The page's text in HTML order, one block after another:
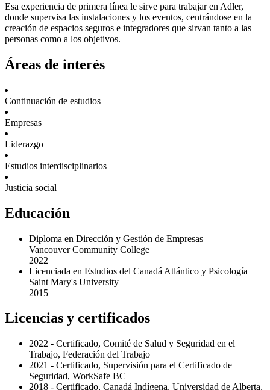
Esa experiencia de primera línea le sirve para trabajar en Adler,
donde supervisa las instalaciones y los eventos, centrándose en la
creación de espacios seguros e integradores que sirvan tanto a las
personas como a los objetivos.
Áreas de interés
Continuación de estudios
Empresas
Liderazgo
Estudios interdisciplinarios
Justicia social
Educación
Diploma en Dirección y Gestión de Empresas
Vancouver Community College
2022
Licenciada en Estudios del Canadá Atlántico y Psicología
Saint Mary's University
2015
Licencias y certificados
2022 - Certificado, Comité de Salud y Seguridad en el
Trabajo, Federación del Trabajo
2021 - Certificado, Supervisión para el Certificado de
Seguridad, WorkSafe BC
2018 - Certificado, Canadá Indígena, Universidad de Alberta,